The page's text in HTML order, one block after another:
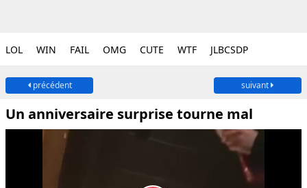
LOL WIN FAIL OMG CUTE WTF JLBCSDP
précédent suivant
Un anniversaire surprise tourne mal